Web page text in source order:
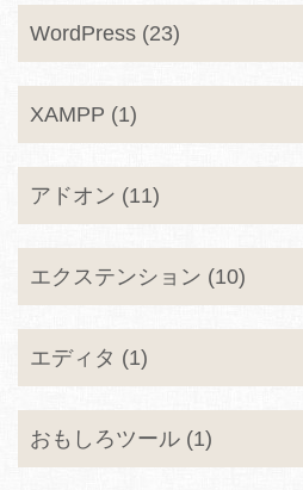
WordPress (23)
XAMPP (1)
アドオン (11)
エクステンション (10)
エディタ (1)
おもしろツール (1)